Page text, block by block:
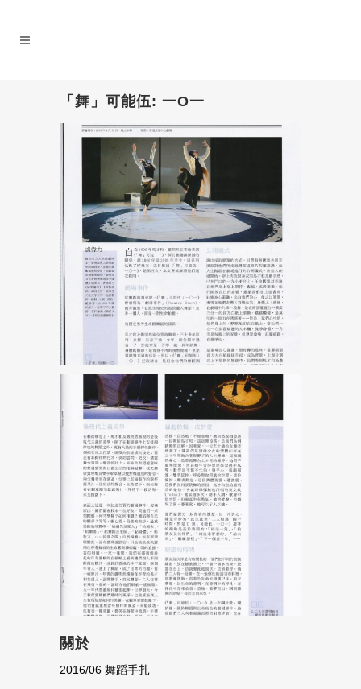
「舞」可能伍: 一O一
關於
2016/06 舞蹈手扎